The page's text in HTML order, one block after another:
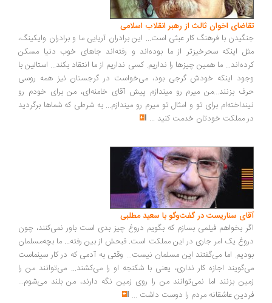
اخوان ثالث از رهبر انقلاب اسلامی
با فرهنگ کار عبثی است... این برادران آریایی ما و برادران وایکینگ،
اینکه سحرخیزتر از ما بوده‌اند و رفته‌اند جاهای خوب دنیا مسکن
ما همین چیزها را نداریم. کسی نداریم از ما انتقاد بکند... استالین با
اینکه خودش گرجی بود، می‌خواست در گرجستان نیز همه روسی
بزنند...من میرم رو میندازم پیش آقای خامنه‌ای، من برای خودم رو
برای تو و امثال تو میرم رو میندازم... به شرطی که شماها برگردید
مملکت خودتان خدمت کنید...
سناریست در گفت‌وگو با سعید مطلبی
بخواهم فیلمی بسازم که بگویم دروغ چیز بدی است باور نمی‌کنند، چون
یک امر جاری در این مملکت است. قبحش از بین رفته... ما بچه‌مسلمان
اما می‌گفتند این مسلمان نیست... وقتی به آدمی که در کار سینماست
اجازه کار نداری، یعنی با شکنجه او را می‌کشند... می‌توانند من را
بزنند اما نمی‌توانند من را روی زمین نگه دارند، من بلند می‌شوم...
عاشقانه مردم را دوست داشت ...